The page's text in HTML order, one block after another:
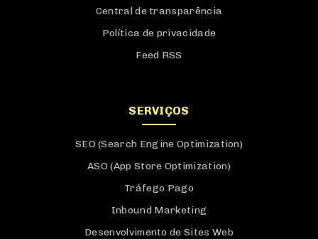
Central de transparência
Política de privacidade
Feed RSS
SERVIÇOS
SEO (Search Engine Optimization)
ASO (App Store Optimization)
Tráfego Pago
Inbound Marketing
Desenvolvimento de Sites Web